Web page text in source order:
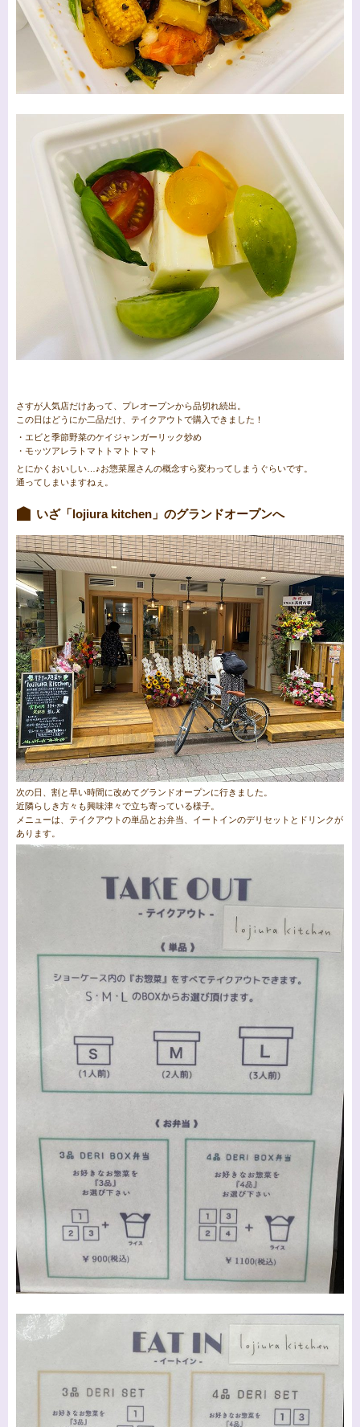
さすが人気店だけあって、プレオープンから品切れ続出。
この日はどうにか二品だけ、テイクアウトで購入できました！
・エビと季節野菜のケイジャンガーリック炒め
・モッツアレラトマトトマトトマト
とにかくおいしい…♪お惣菜屋さんの概念すら変わってしまうぐらいです。
通ってしまいますねぇ。
いざ「lojiura kitchen」のグランドオープンへ
次の日、割と早い時間に改めてグランドオープンに行きました。
近隣らしき方々も興味津々で立ち寄っている様子。
メニューは、テイクアウトの単品とお弁当、イートインのデリセットとドリンクが
あります。